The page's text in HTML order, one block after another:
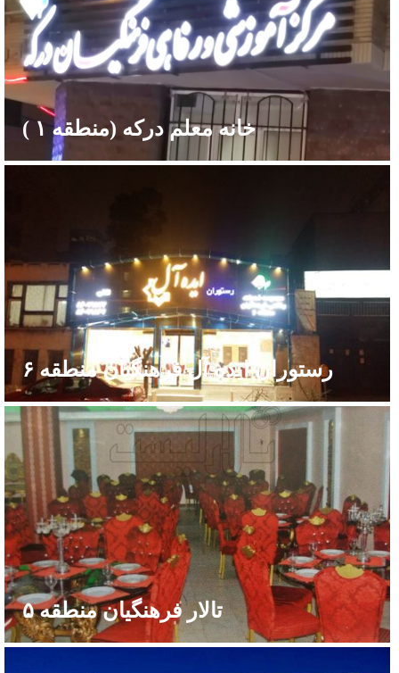
خانه معلم درکه (منطقه ۱ )
رستوران ایده آل فرهنگیان منطقه ۶
تالار فرهنگیان منطقه ۵